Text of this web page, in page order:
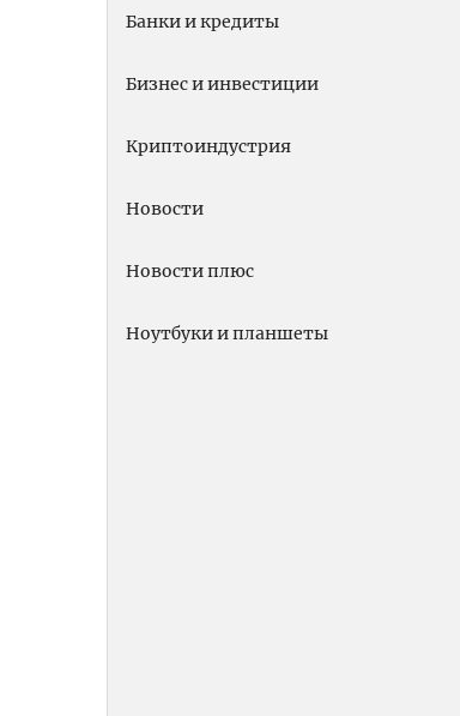
Банки и кредиты
Бизнес и инвестиции
Криптоиндустрия
Новости
Новости плюс
Ноутбуки и планшеты